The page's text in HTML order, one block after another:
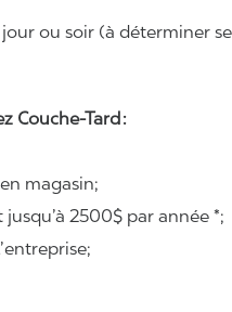
ou soir (à déterminer
Couche-Tard :
magasin;
2500$ par année *;